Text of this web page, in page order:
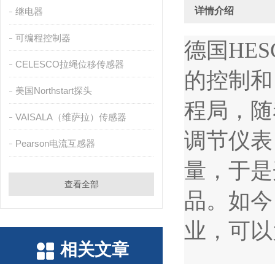
继电器
可编程控制器
CELESCO拉绳位移传感器
美国Northstart探头
VAISALA（维萨拉）传感器
Pearson电流互感器
查看全部
相关文章
详情介绍
德国
的控制
程局，
调节仪
量，于
品。如
业，可